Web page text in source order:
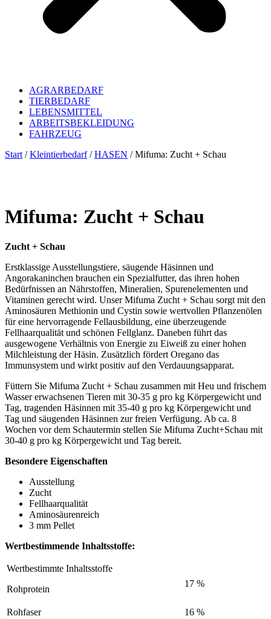
AGRARBEDARF
TIERBEDARF
LEBENSMITTEL
ARBEITSBEKLEIDUNG
FAHRZEUG
Start /Kleintierbedarf/HASEN / Mifuma: Zucht + Schau
Mifuma: Zucht + Schau
Zucht + Schau
Erstklassige Ausstellungstiere, säugende Häsinnen und
Angorakaninchen brauchen ein Spezialfutter, das ihren hohen
Bedürfnissen an Nährstoffen, Mineralien, Spurenelementen und
Vitaminen gerecht wird. Unser Mifuma Zucht + Schau sorgt mit den
Aminosäuren Methionin und Cystin sowie wertvollen Pflanzenölen
für eine hervorragende Fellausbildung, eine überzeugende
Fellhaarqualität und schönen Fellglanz. Daneben führt das
ausgewogene Verhältnis von Energie zu Eiweiß zu einer hohen
Milchleistung der Häsin. Zusätzlich fördert Oregano das
Immunsystem und wirkt positiv auf den Verdauungsapparat.
Füttern Sie Mifuma Zucht + Schau zusammen mit Heu und frischem
Wasser erwachsenen Tieren mit 30-35 g pro kg Körpergewicht und
Tag, tragenden Häsinnen mit 35-40 g pro kg Körpergewicht und
Tag und säugenden Häsinnen zur freien Verfügung. Ab ca. 8
Wochen vor dem Schautermin stellen Sie Mifuma Zucht+Schau mit
30-40 g pro kg Körpergewicht und Tag bereit.
Besondere Eigenschaften
Ausstellung
Zucht
Fellhaarqualität
Aminosäurenreich
3 mm Pellet
Wertbestimmende Inhaltsstoffe:
Wertbestimmte Inhaltsstoffe
Rohprotein
17 %
Rohfaser
16 %